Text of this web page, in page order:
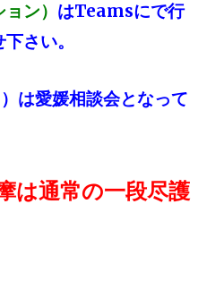
ン） はTeamsにで行
さい。
は愛媛相談会となって
通常の一段尽護